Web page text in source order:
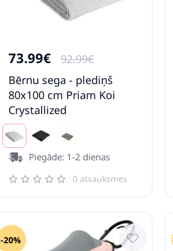
73.99€
92.99€
Bērnu sega - plediņš
80x100 cm Priam Koi
Crystallized
Piegāde: 1-2 dienas
0 atsauksmes
-20%